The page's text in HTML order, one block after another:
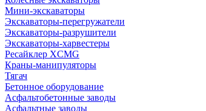
Мини-экскаваторы
Экскаваторы-перегружатели
Экскаваторы-разрушители
Экскаваторы-харвестеры
Ресайклер XCMG
Краны-манипуляторы
Тягач
Бетонное оборудование
Асфальтобетонные заводы
Асфальтные заводы